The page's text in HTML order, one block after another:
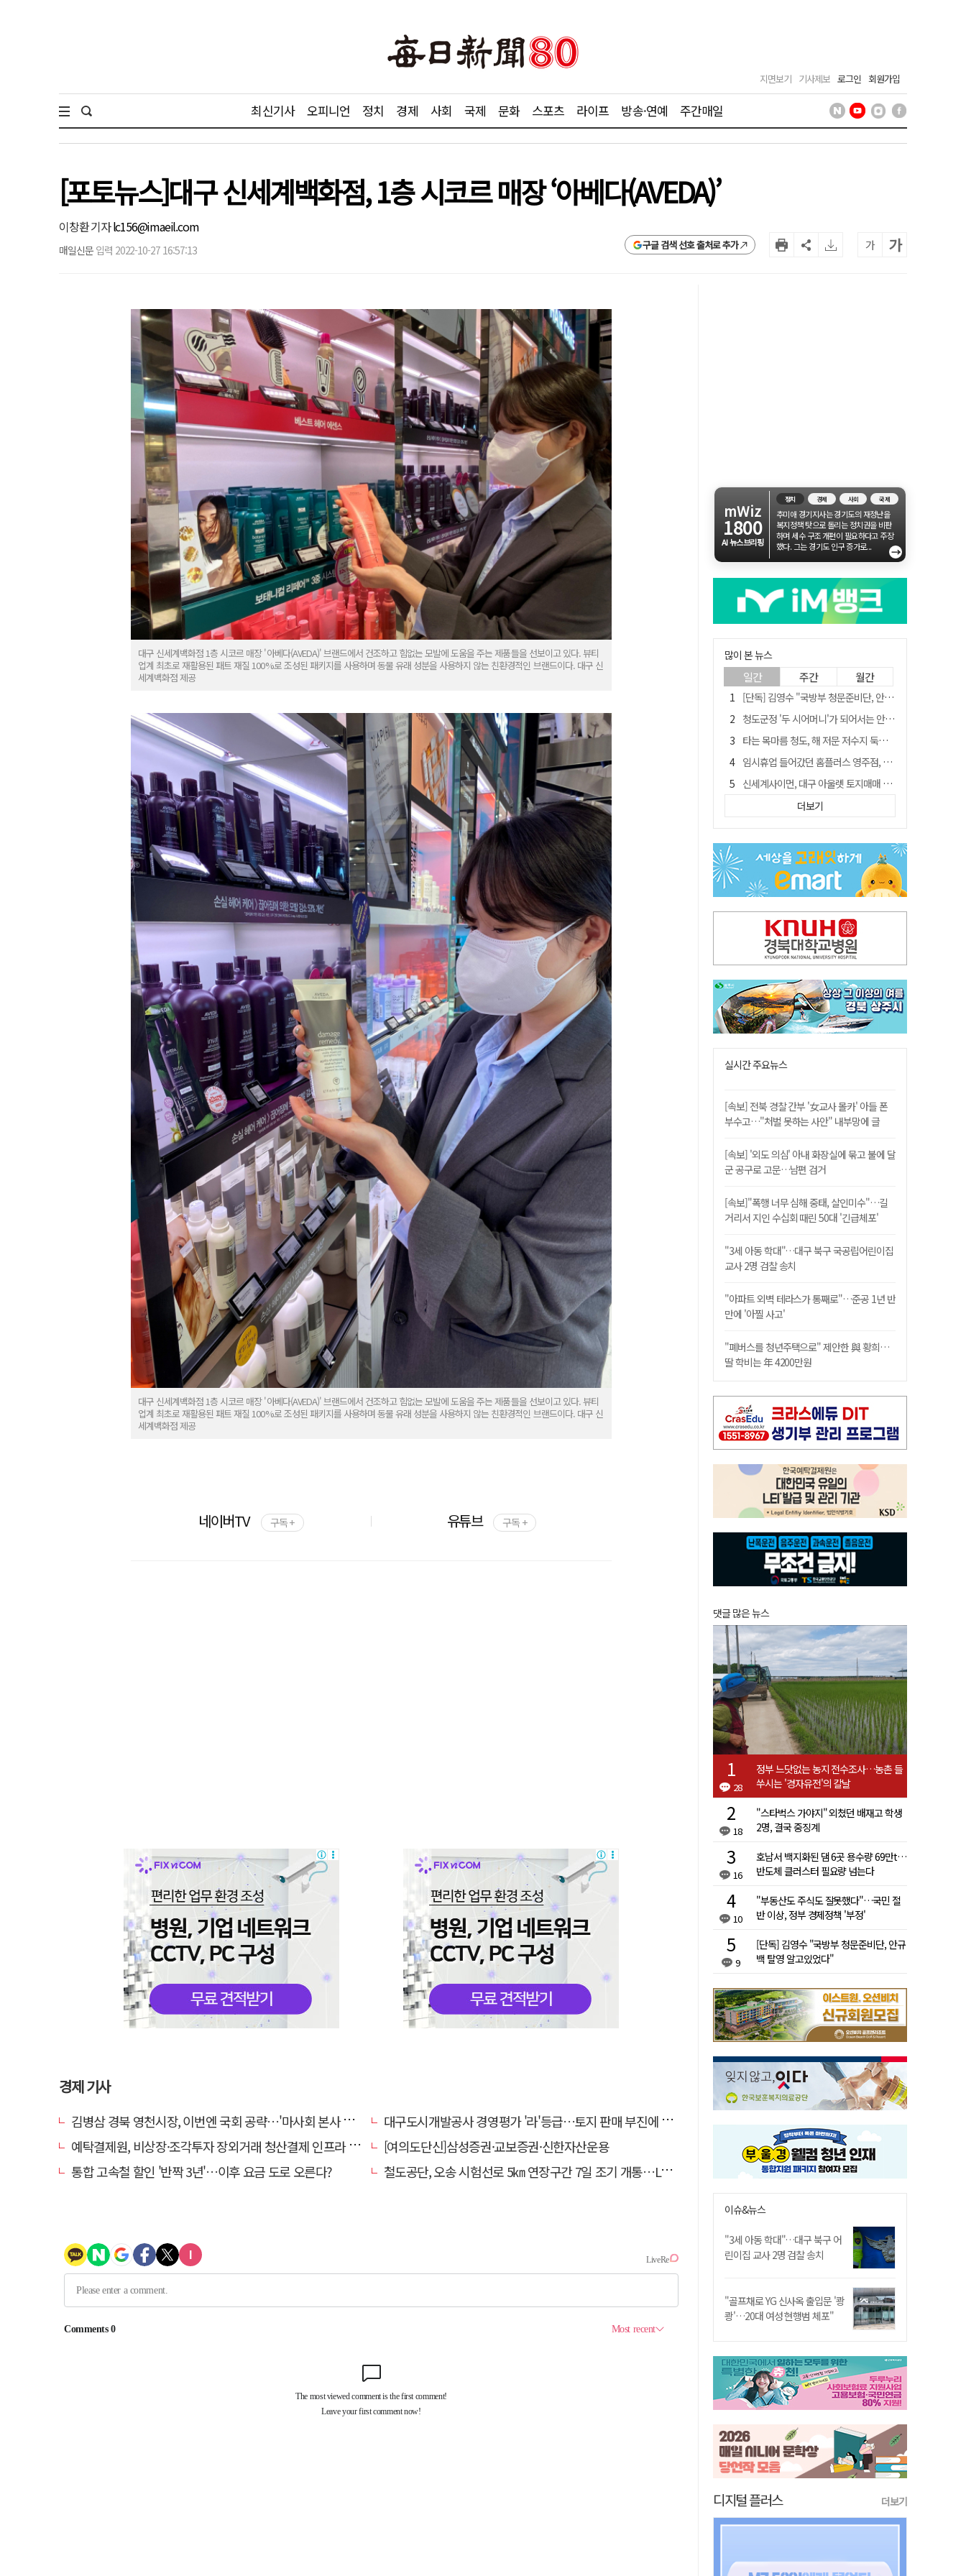
지면보기 기사제보 로그인 회원가입
최신기사 오피니언 정치 경제 사회 국제 문화 스포츠 라이프 방송·연예 주간매일
[포토뉴스]대구 신세계백화점, 1층 시코르 매장 ‘아베다(AVEDA)’
이창환 기자lc156@imaeil.com
매일신문 입력 2022-10-27 16:57:13 구글 검색 선호 출처로 추가 가 가
대구 신세계백화점 1층 시코르 매장 '아베다(AVEDA)' 브랜드에서 건조하고 힘없는 모발에 도움을 주는 제품들을 선보이고 있다. 뷰티
업계 최초로 재활용된 패트 재질 100%로 조성된 패키지를 사용하며 동물 유래 성분을 사용하지 않는 친환경적인 브랜드이다. 대구 신
세계백화점 제공
대구 신세계백화점 1층 시코르 매장 '아베다(AVEDA)' 브랜드에서 건조하고 힘없는 모발에 도움을 주는 제품들을 선보이고 있다. 뷰티
업계 최초로 재활용된 패트 재질 100%로 조성된 패키지를 사용하며 동물 유래 성분을 사용하지 않는 친환경적인 브랜드이다. 대구 신
세계백화점 제공
네이버TV 구독 + 유튜브 구독 +
경제 기사
김병삼 경북 영천시장, 이번엔 국회 공략…'마사회 본사 이전·광역교통망 확충' 요청
대구도시개발공사 경영평가 '라'등급…토지 판매 부진에 1년 만에 두 단계 '뚝'
예탁결제원, 비상장·조각투자 장외거래 청산결제 인프라 구축 착수…연내 가동
[여의도단신]삼성증권·교보증권·신한자산운용
통합 고속철 할인 '반짝 3년'…이후 요금 도로 오른다?
철도공단, 오송 시험선로 5㎞ 연장구간 7일 조기 개통…LA 메트로 사업 지원
mWiz
1800
AI 뉴스브리핑
정치 경제 사회 국제
추미애 경기지사는 경기도의 재정난을
복지정책 탓으로 돌리는 정치권을 비판
하며 세수 구조 개편이 필요하다고 주장
했다. 그는 경기도 인구 증가로...
→
많이 본 뉴스
일간 주간 월간
[단독] 김영수 "국방부 청문준비단, 안규백 탈영 알고있었다"
청도군정 '두 시어머니'가 되어서는 안된다
타는 목마름 청도, 해 저문 저수지 둑에 군수가 서 있었다
임시휴업 들어갔던 홈플러스 영주점, 7일 영업 재개…지하 1층만 운영
신세계사이먼, 대구 아울렛 토지매매 계약 체결… 사업 본궤도
外人 한 달 새 8000억 담았는데…LG이노텍 목표주가는 왜 엇갈릴까
"상법개정해도 주주가 '봉'"…하이닉스 솔리다임 상장설에 술렁[개미와글와글]
이의준 전 경북도 새마을봉사과장, 제28대 울릉군 부군수 취임
정청래, 靑 겨냥... "신천지·레버리지·호남 반도체 겁박 사과하라"
더보기
실시간 주요뉴스
[속보] 전북 경찰 간부 '女교사 몰카' 아들 폰
부수고…"처벌 못하는 사안" 내부망에 글
[속보] '외도 의심' 아내 화장실에 묶고 불에 달
군 공구로 고문…남편 검거
[속보]"폭행 너무 심해 중태, 살인미수"…길
거리서 지인 수십회 때린 50대 '긴급체포'
"3세 아동 학대"…대구 북구 국공립어린이집
교사 2명 검찰 송치
"아파트 외벽 테라스가 통째로"…준공 1년 반
만에 '아찔 사고'
"폐버스를 청년주택으로" 제안한 與 황희…
딸 학비는 年 4200만원
댓글 많은 뉴스
28
정부 느닷없는 농지 전수조사…농촌 들
쑤시는 '경자유전'의 칼날
18
"스타벅스 가야지" 외쳤던 배재고 학생
2명, 결국 중징계
16
호남서 백지화된 댐 6곳 용수량 69만t…
반도체 클러스터 필요량 넘는다
10
"부동산도 주식도 잘못했다"…국민 절
반 이상, 정부 경제정책 '부정'
9
[단독] 김영수 "국방부 청문준비단, 안규
백 탈영 알고있었다"
이슈&뉴스
"3세 아동 학대"…대구 북구 어
린이집 교사 2명 검찰 송치
"골프채로 YG 신사옥 출입문 '쾅
쾅'…20대 여성 현행범 체포"
디지털 플러스 더보기